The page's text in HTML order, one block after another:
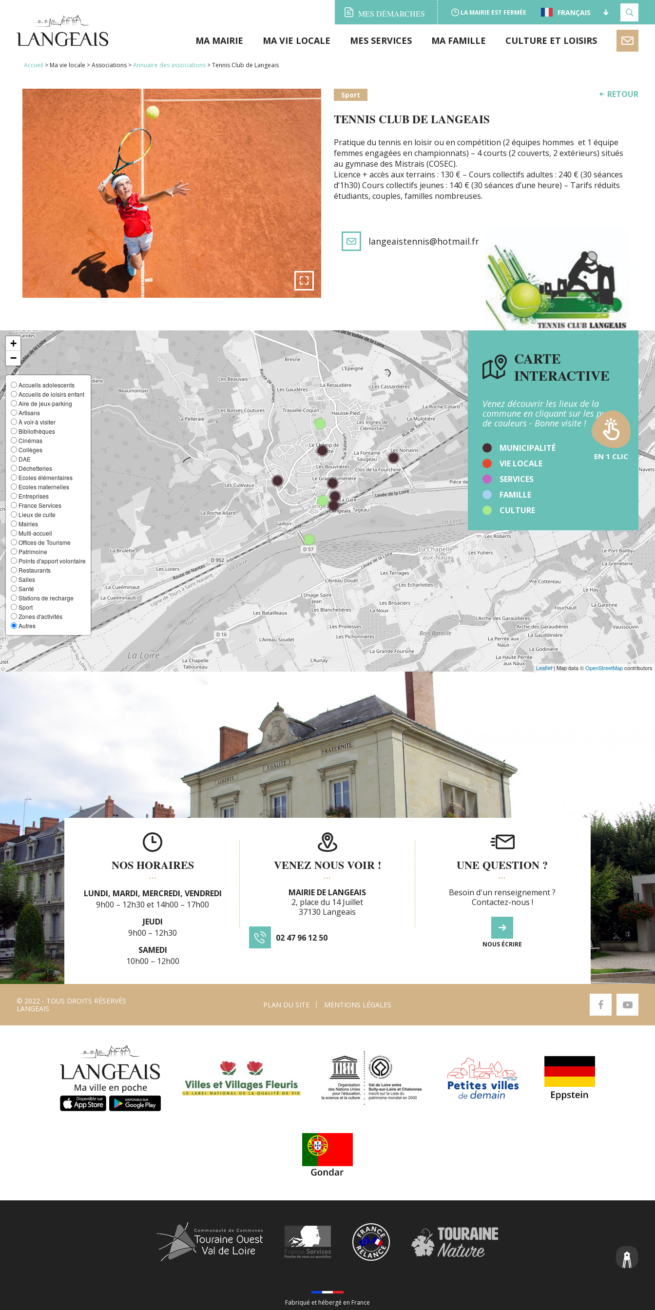
MA MAIRIE MA VIE LOCALE MES SERVICES MA FAMILLE CULTURE ET LOISIRS
MESDÉMARCHES LA MAIRIE EST FERMÉE FRANÇAIS
EN 1 CLIC
Accueil > Ma vie locale >Associations>Annuaire des associations>Tennis Club de Langeais
Sport RETOUR
TENNIS CLUB DE LANGEAIS
Pratique du tennis en loisir ou en compétition (2 équipes hommes et 1 équipe
femmes engagées en championnats) – 4 courts (2 couverts, 2 extérieurs) situés
au gymnase des Mistrais (COSEC).
Licence + accès aux terrains : 130 € – Cours collectifs adultes : 240 € (30 séances
d’1h30) Cours collectifs jeunes : 140 € (30 séances d’une heure) – Tarifs réduits
étudiants, couples, familles nombreuses.
langeaistennis@hotmail.fr
+
−
Accueils adolescents
Accueils de loisirs enfant
Aire de jeux-parking
Artisans
À voir-à visiter
Bibliothèques
Cinémas
Collèges
DAE
Déchetteries
Ecoles élémentaires
Ecoles maternelles
Entreprises
France Services
Lieux de culte
Mairies
Multi-accueil
Offices de Tourisme
Patrimoine
Points d'apport volontaire
Restaurants
Salles
Santé
Stations de recharge
Sport
Zones d'activités
Autres
Leaflet| Map data ©OpenStreetMapcontributors
CARTE
INTERACTIVE
Venez découvrir les lieux de la
commune en cliquant sur les puces
de couleurs - Bonne visite !
MUNICIPALITÉ
VIE LOCALE
SERVICES
FAMILLE
CULTURE
NOS HORAIRES
LUNDI, MARDI, MERCREDI, VENDREDI
9h00 – 12h30
14h00 – 17h00
JEUDI
9h00 – 12h30
SAMEDI
10h00 – 12h00
VENEZ NOUS VOIR !
MAIRIE DE LANGEAIS
2, place du 14 Juillet
37130 Langeais
02 47 96 12 50
UNE QUESTION ?
Besoin d'un renseignement ?
Contactez-nous !
NOUS ÉCRIRE
© 2022 - TOUS DROITS RÉSERVÉS
LANGEAIS
PLAN DU SITE MENTIONS LÉGALES
Fabriqué et hébergé en France